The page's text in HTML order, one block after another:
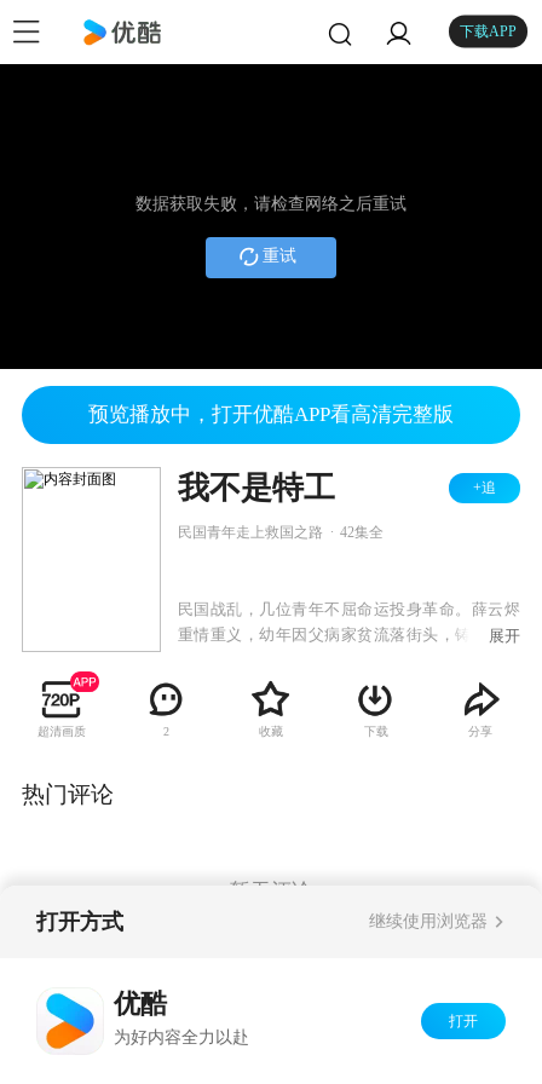
下载APP
数据获取失败，请检查网络之后重试
重试
预览播放中，打开优酷APP看高清完整版
我不是特工 +追
民国青年走上救国之路 42集全
民国战乱，几位青年不屈命运投身革命。薛云烬
重情重义，幼年因父病家贫流落街头，铸就极端
梅竹马。两人因灾祸失散，十年后重逢，薛云烬
被师傅蒙蔽陷害段思绮。段思绮被迫参加特工训
练营，不屈抗争后因母被绑妥协。毕业后段思绮
展开
超清画质 2 收藏 下载 分享
热门评论
暂无评论
打开方式 继续使用浏览器
优酷
为好内容全力以赴
打开